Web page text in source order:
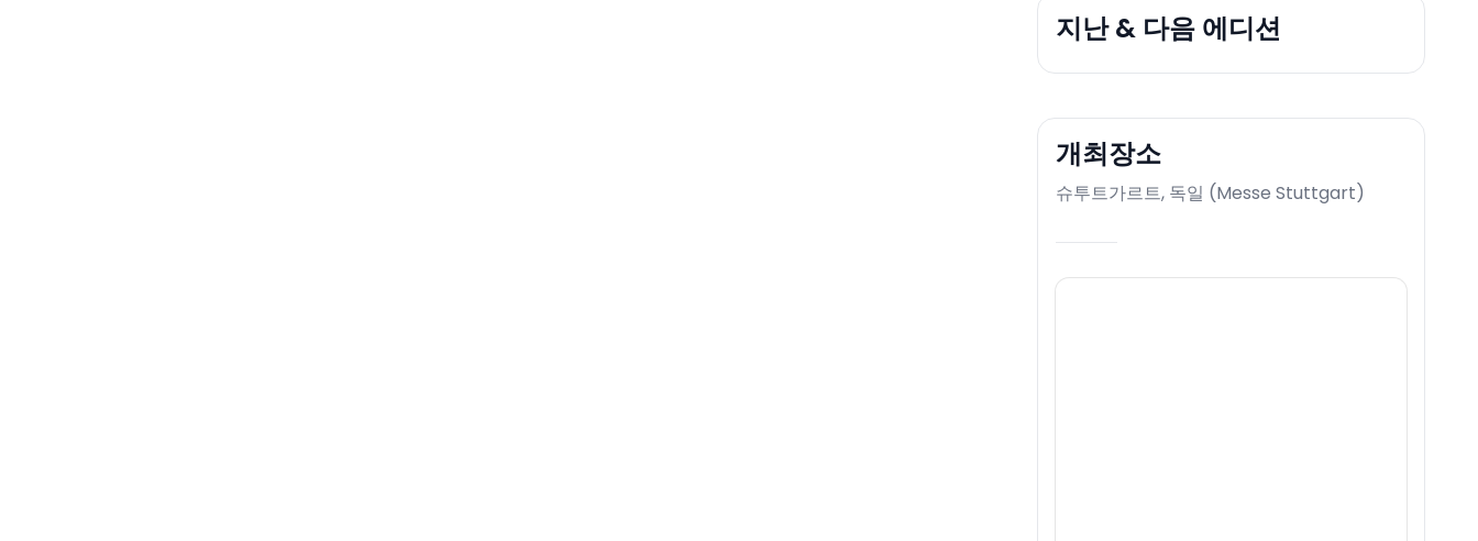
지난 & 다음 에디션
개최장소
슈투트가르트, 독일 (Messe Stuttgart)